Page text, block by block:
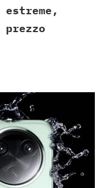
prezzo